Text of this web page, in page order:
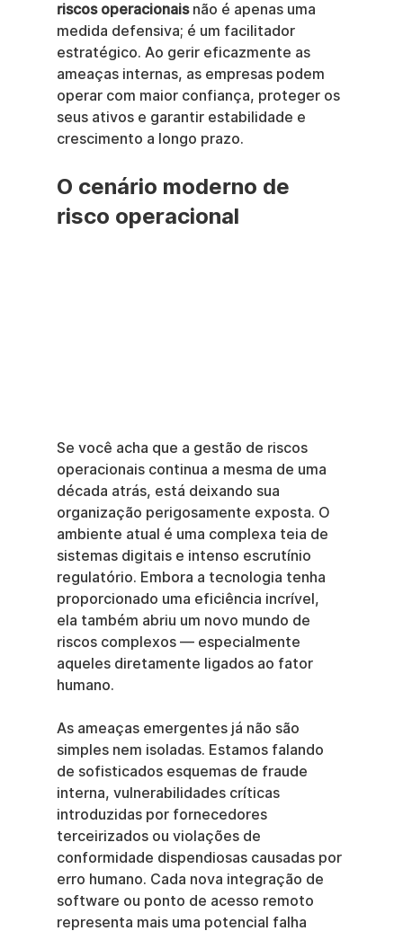
riscos operacionais não é apenas uma
medida defensiva; é um facilitador
estratégico. Ao gerir eficazmente as
ameaças internas, as empresas podem
operar com maior confiança, proteger os
seus ativos e garantir estabilidade e
crescimento a longo prazo.
O cenário moderno de
risco operacional
Se você acha que a gestão de riscos
operacionais continua a mesma de uma
década atrás, está deixando sua
organização perigosamente exposta. O
ambiente atual é uma complexa teia de
sistemas digitais e intenso escrutínio
regulatório. Embora a tecnologia tenha
proporcionado uma eficiência incrível,
ela também abriu um novo mundo de
riscos complexos — especialmente
aqueles diretamente ligados ao fator
humano.
As ameaças emergentes já não são
simples nem isoladas. Estamos falando
de sofisticados esquemas de fraude
interna, vulnerabilidades críticas
introduzidas por fornecedores
terceirizados ou violações de
conformidade dispendiosas causadas por
erro humano. Cada nova integração de
software ou ponto de acesso remoto
representa mais uma potencial falha